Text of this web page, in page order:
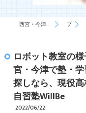
西宮・今津の塾・学習塾は自習塾WillBe ブログ
ロボット教室の
宮・今津で塾・
探しなら、現役
自習塾WillBe
2022/06/22